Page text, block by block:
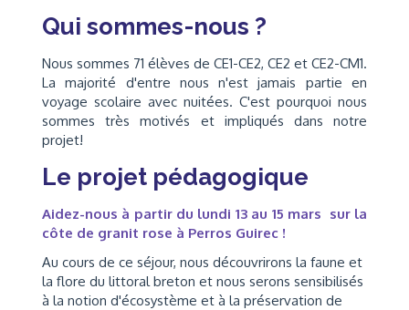
Qui sommes-nous ?
Nous sommes 71 élèves de CE1-CE2, CE2 et CE2-CM1.
La majorité d'entre nous n'est jamais partie en
voyage scolaire avec nuitées. C'est pourquoi nous
sommes très motivés et impliqués dans notre
projet!
Le projet pédagogique
Aidez-nous à partir du lundi 13 au 15 mars sur la
côte de granit rose à Perros Guirec !
Au cours de ce séjour, nous découvrirons la faune et
la flore du littoral breton et nous serons sensibilisés
à la notion d'écosystème et à la préservation de